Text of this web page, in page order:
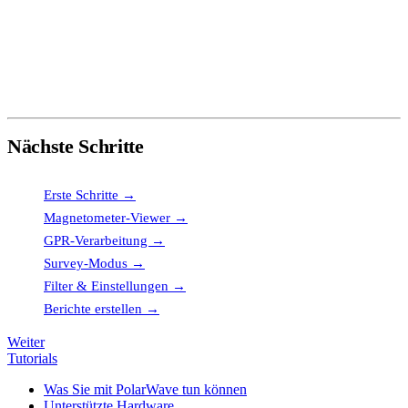
Nächste Schritte
Erste Schritte →
Magnetometer-Viewer →
GPR-Verarbeitung →
Survey-Modus →
Filter & Einstellungen →
Berichte erstellen →
Weiter
Tutorials
Was Sie mit PolarWave tun können